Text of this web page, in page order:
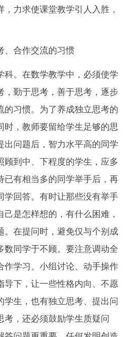
力求使课堂教学引人入胜，
、合作交流的习惯
科。在数学教学中，必须使学
，勤于思考，善于思考，逐步
的习惯。为了养成独立思考的
时，教师要留给学生足够的思
出问题后，智力水平高的同学
顾到中、下程度的学生，应多
已有相当多的同学举手后，再
学回答。有时让那些没有举手
是怎样想的，有什么困难，
。在提问时，避免仅与个别成
数同学于不顾。要注意调动全
作学习、小组讨论、动手操作
导下，让一些性格内向、不愿
学生，也有独立思考、提出问
考，还必须鼓励学生质疑问